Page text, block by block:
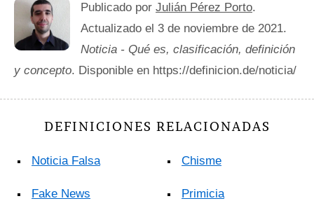
Publicado por Julián Pérez Porto.
Actualizado el 3 de noviembre de 2021.
Noticia - Qué es, clasificación, definición
y concepto. Disponible en https://definicion.de/noticia/
DEFINICIONES RELACIONADAS
Noticia Falsa
Fake News
Chisme
Primicia